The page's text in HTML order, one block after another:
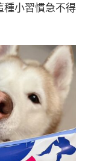
種小習慣急不得